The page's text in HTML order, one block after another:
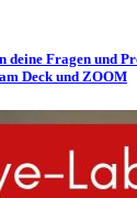
deine Fragen und
Deck und ZOOM